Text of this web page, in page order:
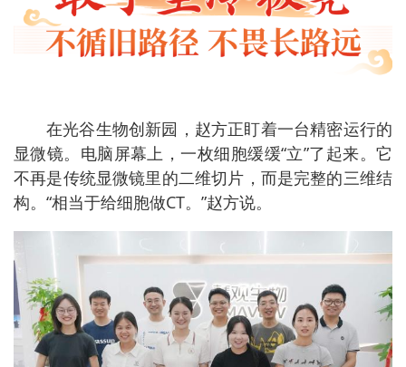
在光谷生物创新园，赵方正盯着一台精密运行的
显微镜。电脑屏幕上，一枚细胞缓缓“立”了起来。它
不再是传统显微镜里的二维切片，而是完整的三维结
构。“相当于给细胞做CT。”赵方说。